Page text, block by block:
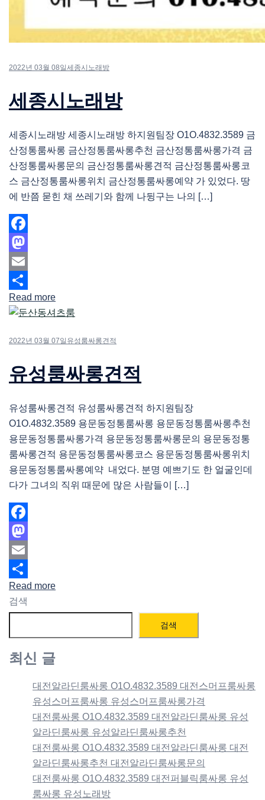
2022년 03월 08일 세종시노래방
세종시노래방
세종시노래방 세종시노래방 하지원팀장 O1O.4832.3589 금
산정통룸싸롱 금산정통룸싸롱추천 금산정통룸싸롱가격 금
산정통룸싸롱문의 금산정통룸싸롱견적 금산정통룸싸롱코
스 금산정통룸싸롱위치 금산정통룸싸롱예약 가 있었다. 땅
에 반쯤 묻힌 채 쓰레기와 함께 나뒹구는 나의 […]
Facebook
Mastodon
Email
Share
Read more
2022년 03월 07일 유성룸싸롱견적
유성룸싸롱견적
유성룸싸롱견적 유성룸싸롱견적 하지원팀장
O1O.4832.3589 용문동정통룸싸롱 용문동정통룸싸롱추천
용문동정통룸싸롱가격 용문동정통룸싸롱문의 용문동정통
룸싸롱견적 용문동정통룸싸롱코스 용문동정통룸싸롱위치
용문동정통룸싸롱예약 내었다. 분명 예쁘기도 한 얼굴인데
다가 그녀의 직위 때문에 많은 사람들이 […]
Facebook
Mastodon
Email
Share
Read more
검색
검색
최신 글
대전알라딘룸싸롱 O1O.4832.3589 대전스머프룸싸롱
유성스머프룸싸롱 유성스머프룸싸롱가격
대전룸싸롱 O1O.4832.3589 대전알라딘룸싸롱 유성
알라딘룸싸롱 유성알라딘룸싸롱추천
대전룸싸롱 O1O.4832.3589 대전알라딘룸싸롱 대전
알라딘룸싸롱추천 대전알라딘룸싸롱문의
대전룸싸롱 O1O.4832.3589 대전퍼블릭룸싸롱 유성
룸싸롱 유성노래방